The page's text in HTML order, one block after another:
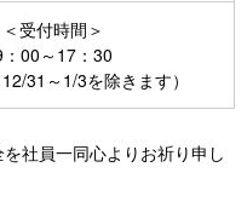
＜受付時間＞
00～17：30
12/31～1/3を除きます）
社員一同心よりお祈り申し